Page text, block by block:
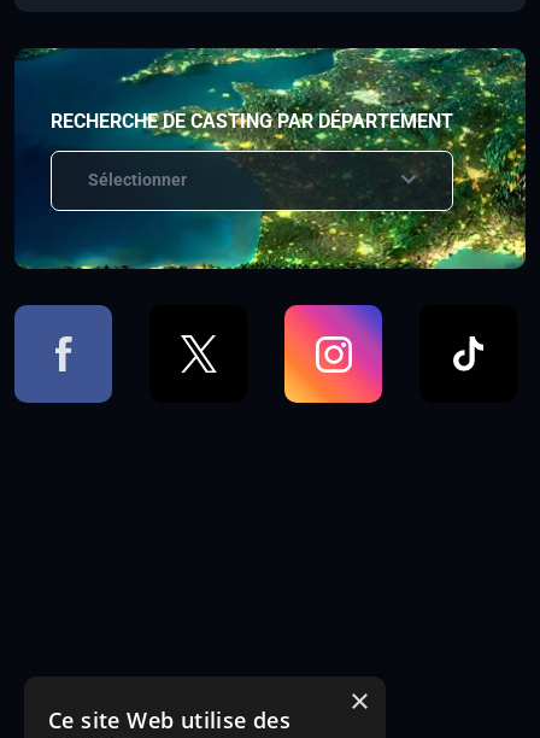
RECHERCHE DE CASTING PAR DÉPARTEMENT
Sélectionner
×
Ce site Web utilise des